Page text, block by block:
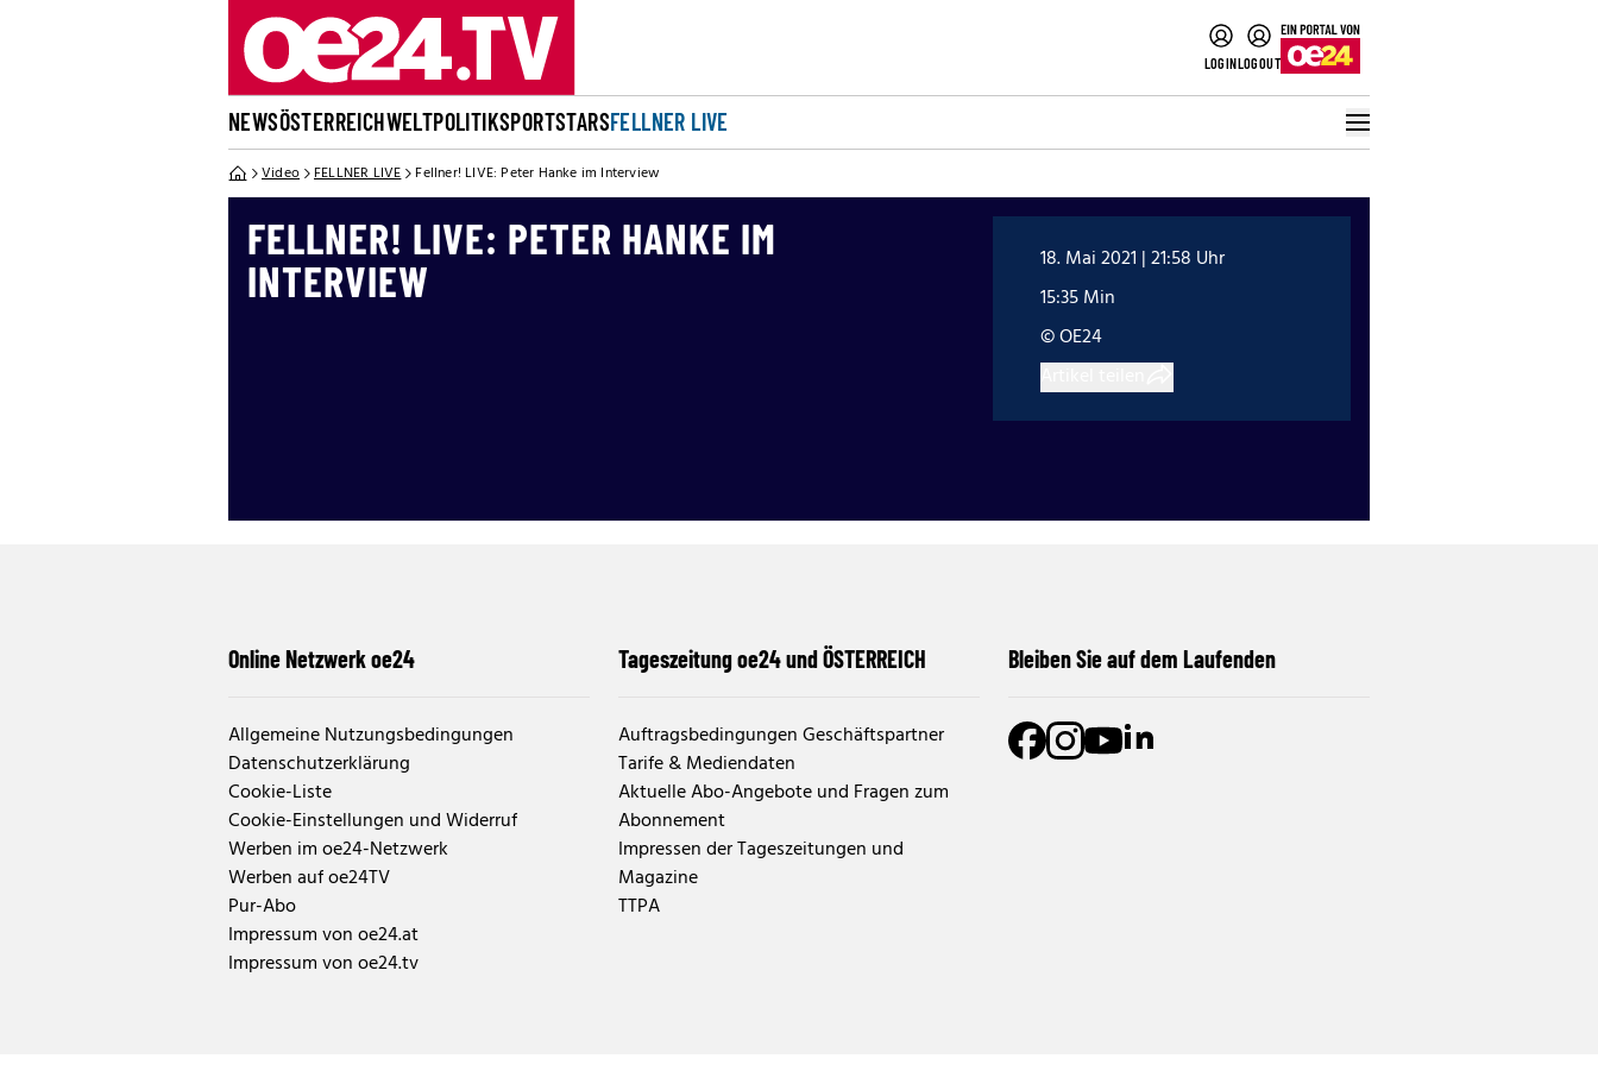
LOGINLOGOUT
NEWSÖSTERREICHWELTPOLITIKSPORTSTARSFELLNER LIVE
Video FELLNER LIVE Fellner! LIVE: Peter Hanke im Interview
FELLNER! LIVE: PETER HANKE IM
INTERVIEW
18. Mai 2021 | 21:58 Uhr
15:35 Min
© OE24
Online Netzwerk oe24
Allgemeine Nutzungsbedingungen
Datenschutzerklärung
Cookie-Liste
Cookie-Einstellungen und Widerruf
Werben im oe24-Netzwerk
Werben auf oe24TV
Pur-Abo
Impressum von oe24.at
Impressum von oe24.tv
Tageszeitung oe24 und ÖSTERREICH
Auftragsbedingungen Geschäftspartner
Tarife & Mediendaten
Aktuelle Abo-Angebote und Fragen zum
Abonnement
Impressen der Tageszeitungen und
Magazine
TTPA
Bleiben Sie auf dem Laufenden